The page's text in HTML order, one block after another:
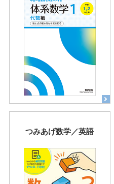
つみあげ数学／英語